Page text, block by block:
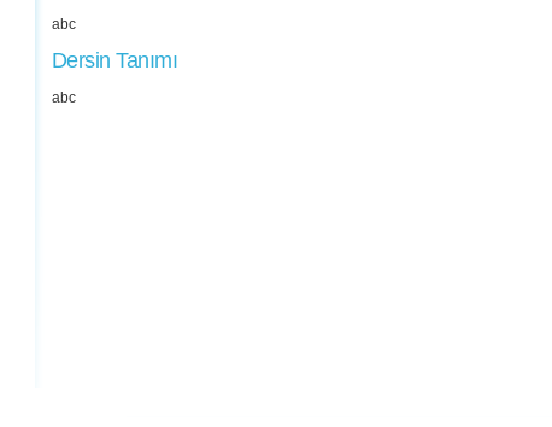
abc
Dersin Tanımı
abc